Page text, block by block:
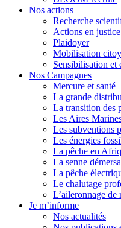
Nos actions
Recherche
Actions en justice
Plaidoyer
Mobilisation
Sensibilisation et
Nos Campagnes
Mercure et santé
La grande
La transition des
Les Aires
Les subventions
Les énergies
La pêche en
La senne
La pêche
Le chalutage
L’aileronnage de
Je m’informe
Nos actualités